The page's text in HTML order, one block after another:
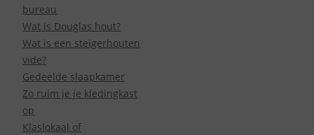
bureau
Wat is Douglas hout?
Wat is een steigerhouten
vide?
Gedeelde slaapkamer
Zo ruim je je kledingkast
op
Klaslokaal of